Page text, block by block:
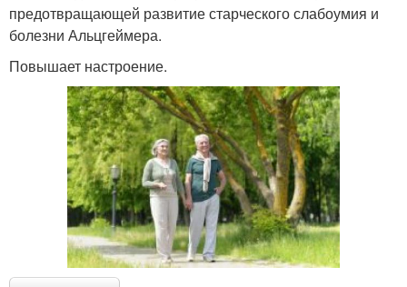
предотвращающей развитие старческого слабоумия и
болезни Альцгеймера.
Повышает настроение.